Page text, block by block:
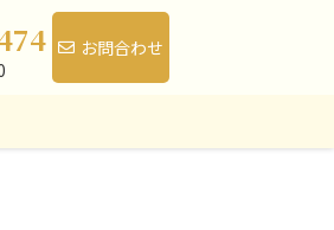
お問合わせ